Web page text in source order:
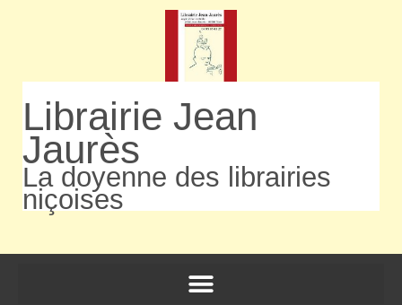
Librairie Jean
Jaurès
La doyenne des librairies
niçoises